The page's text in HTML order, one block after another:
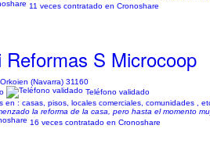
11 veces contratado en Cronoshare
Reformas S Microcoop
Orkoien (Navarra) 31160
Teléfono validado
en : casas, pisos, locales comerciales, comunidades ,
la reforma de la casa, pero hasta el momento
16 veces contratado en Cronoshare